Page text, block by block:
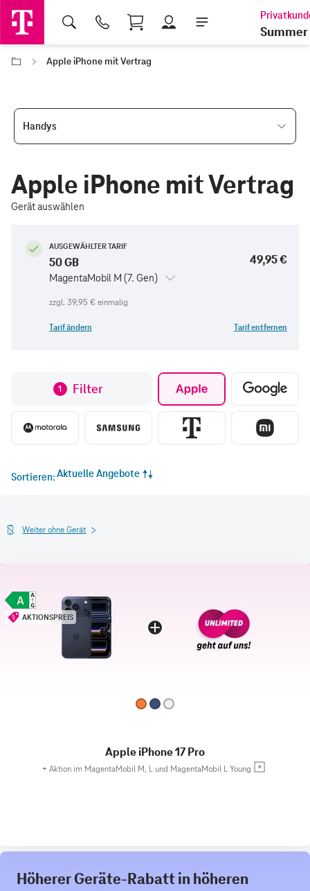
Shopping Cart
Summer
Apple iPhone mit Vertrag
Handys
Apple iPhone mit Vertrag
Gerät auswählen
AUSGEWÄHLTER TARIF
50 GB
MagentaMobil M (7. Gen)
49,95 €
zzgl. 39,95 € einmalig
Tarif ändern Tarif entfernen
1 Filter
Sortieren Aktuelle Angebote
Weiter ohne Gerät
AKTIONSPREIS
Apple iPhone 17 Pro
+ Aktion im MagentaMobil M, L und MagentaMobil L Young
Höherer Geräte-Rabatt in höheren